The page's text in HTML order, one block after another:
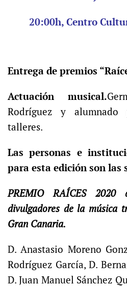
20:00h, Centro
Entrega de premios
Actuación musical.
Rodríguez y
talleres.
Las personas e
para esta edición son las
PREMIO RAÍCES
divulgadores de la música
Gran Canaria.
D. Anastasio Moreno
Rodríguez García, D.
D. Juan Manuel Sánchez